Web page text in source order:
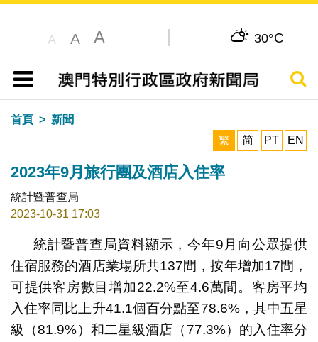
A A A 30°C
目錄
搜尋
首頁
新聞
繁
简 PT EN
2023年9月旅行團及酒店入住率
統計暨普查局
2023-10-31 17:03
統計暨普查局資料顯示，今年9月向公眾提供
住宿服務的酒店業場所共137間，按年增加17間，
可提供客房數目增加22.2%至4.6萬間。客房平均
入住率同比上升41.1個百分點至78.6%，其中五星
級（81.9%）和二星級酒店（77.3%）的入住率分